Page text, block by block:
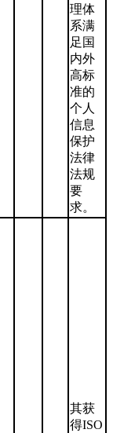
理体
系满
足国
内外
高标
准的
个人
信息
保护
法律
法规
要
求。
其获
得ISO